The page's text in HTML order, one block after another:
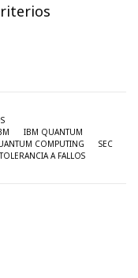
IBM QUANTUM
COMPUTING
SEC
TOLERANCIA A FALLOS